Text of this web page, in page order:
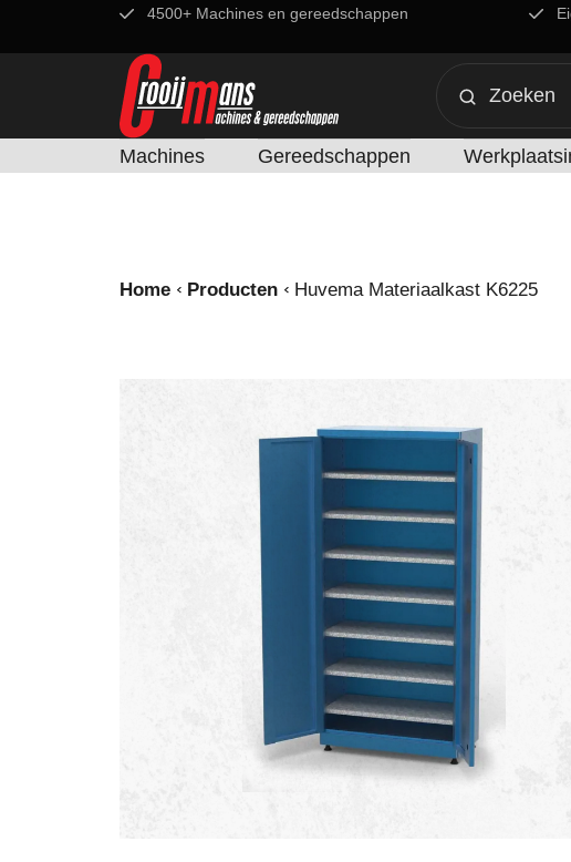
4500+ Machines en gereedschappen
Machines Gereedschappen
Home Producten Huvema Materiaalkast K6225